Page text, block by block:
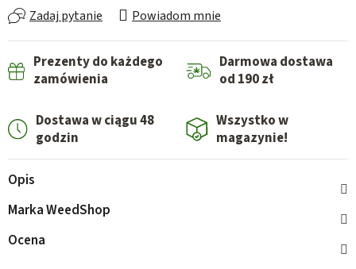
Zadaj pytanie Powiadom mnie
Prezenty do każdego
zamówienia
Darmowa dostawa
od 190 zł
Dostawa w ciągu 48
godzin
Wszystko w
magazynie!
Opis
MarkaWeedShop
Ocena